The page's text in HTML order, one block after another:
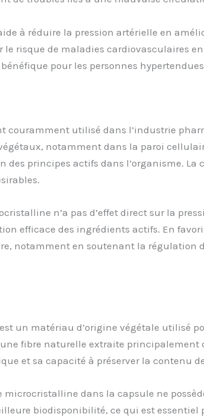
à réduire la pression artérielle en
risque de maladies cardiovasculaires
pour les personnes
couramment utilisé dans l’industrie
notamment dans la paroi
principes actifs dans l’organisme.
n’a pas d’effet direct sur la
efficace des ingrédients actifs. En
notamment en soutenant la
un matériau d’origine végétale utilisé
fibre naturelle extraite principalement
et sa capacité à préserver la contenu
dans la capsule ne
biodisponibilité, ce qui est